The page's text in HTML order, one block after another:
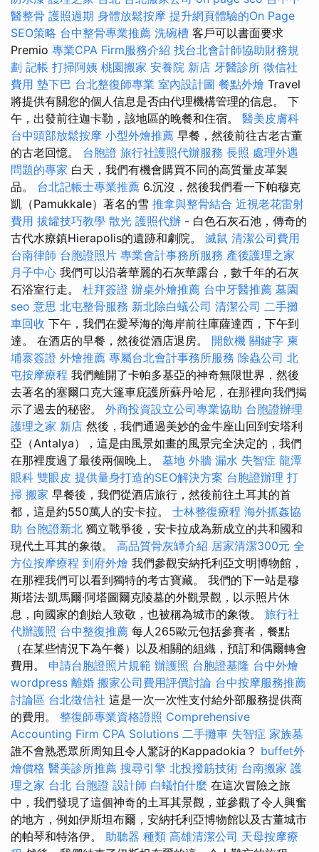
醫整骨 護照過期 身體放鬆按摩 提升網頁體驗的On Page
SEO策略 台中整骨專業推薦 洗碗槽 客戶可以書面要求
Premio 專業CPA Firm服務介紹 找台北會計師協助財務規
劃 記帳 打掃阿姨 桃園搬家 安養院 新店 牙醫診所 徵信社
費用 墊下巴 台北整復師專業 室內設計圖 餐點外燴 Travel
將提供有關您的個人信息是否由代理機構管理的信息。 下
午，出發前往迦卡勒，該地區的晚餐和住宿。 醫美皮膚科
台中頭部放鬆按摩 小型外燴推薦 早餐，然後前往古老古董
的古老回憶。 台胞證 旅行社護照代辦服務 長照 處理外遇
問題的專家 白天，我們有機會購買不同的高質量皮革製
品。 台北記帳士專業推薦 6.沉沒，然後我們看一下帕穆克
凱（Pamukkale）著名的雪 推拿與整骨結合 近視老花雷射
費用 拔罐技巧教學 散光 護照代辦 - 白色石灰石池，傳奇的
古代水療鎮Hierapolis的遺跡和劇院。 滅鼠 清潔公司費用
台南律師 台胞證照片 專業會計事務所服務 產後護理之家
月子中心 我們可以沿著華麗的石灰華露台，數千年的石灰
石浴室行走。 杜拜簽證 辦桌外燴推薦 台中牙醫推薦 墓園
seo 意思 北屯整骨服務 新北除白蟻公司 清潔公司 二手攤
車回收 下午，我們在愛琴海的海岸前往庫薩達西，下午到
達。 在酒店的早餐，然後從酒店退房。 開飲機 關鍵字 柬
埔寨簽證 外燴推薦 專屬台北會計事務所服務 除蟲公司 北
屯按摩療程 我們離開了卡帕多基亞的神奇無限世界，然後
去著名的塞爾口克大篷車庇護所蘇丹哈尼，在那裡向我們揭
示了過去的秘密。 外商投資設立公司專業協助 台胞證辦理
護理之家 新店 然後，我們通過美妙的金牛座山回到安塔利
亞（Antalya），這是由風景如畫的風景完全決定的，我們
在那裡度過了最後兩個晚上。 墓地 外牆 漏水 失智症 龍潭
眼科 雙眼皮 提供量身打造的SEO解決方案 台胞證辦理 打
掃 搬家 早餐後，我們從酒店旅行，然後前往土耳其的首
都，這是約550萬人的安卡拉。 士林整復療程 海外抓姦協
助 台胞證新北 獨立戰爭後，安卡拉成為新成立的共和國和
現代土耳其的象徵。 高品質骨灰罈介紹 居家清潔300元 全
方位按摩療程 到府外燴 我們參觀安納托利亞文明博物館，
在那裡我們可以看到獨特的考古寶藏。 我們的下一站是穆
斯塔法·凱馬爾·阿塔圖爾克陵墓的外觀景觀，以示照片休
息，向國家的創始人致敬，也被稱為城市的象徵。 旅行社
代辦護照 台中整復推薦 每人265歐元包括參賽者，餐點
（在某些情況下為午餐）以及相關的組織，預訂和偶爾轉會
費用。 申請台胞證照片規範 辦護照 台胞證基隆 台中外燴
wordpress 離婚 搬家公司費用評價討論 台中按摩服務推薦
討論區 台北徵信社 這是一次一次性支付給外部服務提供商
的費用。 整復師專業資格證照 Comprehensive
Accounting Firm CPA Solutions 二手攤車 失智症 家族墓
誰不會熟悉眾所周知且令人驚訝的Kappadokia？ buffet外
燴價格 醫美診所推薦 搜尋引擎 北投撥筋技術 台南搬家 護
理之家 台北 台胞證 設計師 白蟻怕什麼 在這次冒險之旅
中，我們發現了這個神奇的土耳其景觀，並參觀了令人興奮
的地方，例如伊斯坦布爾，安納托利亞博物館以及古董城市
的帕琴和特洛伊。 助聽器 種類 高雄清潔公司 天母按摩療